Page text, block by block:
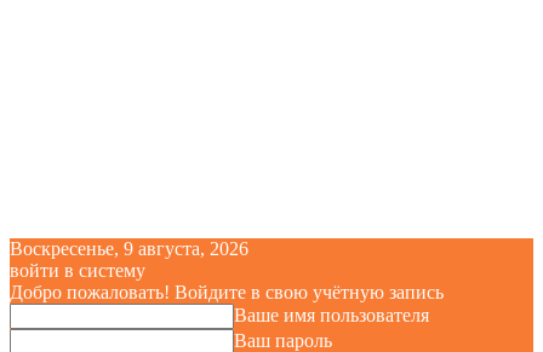
Воскресенье, 9 августа, 2026
войти в систему
Добро пожаловать! Войдите в свою учётную запись
Ваше имя пользователя
Ваш пароль